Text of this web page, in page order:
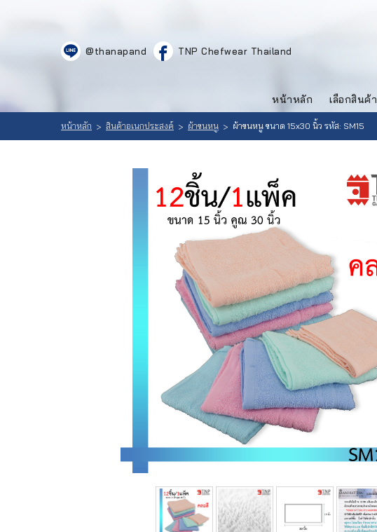
ที่
สินค้า
@thanapand TNP Chefwear Thailand
หน้าหลัก เลือกสินค้า
หน้าหลัก > สินค้าอเนกประสงค์ > ผ้าขนหนู > ผ้าขนหนู ขนาด 15x30 นิ้ว รหัส: SM15